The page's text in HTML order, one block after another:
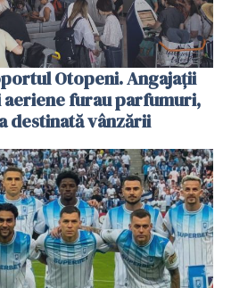
Otopeni. Angajații
furau parfumuri,
destinată vânzării